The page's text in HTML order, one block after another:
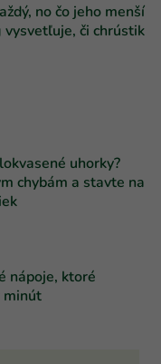
no čo jeho menší
vysvetľuje, či chrústik
uhorky?
chybám a stavte na
nápoje, ktoré
minút